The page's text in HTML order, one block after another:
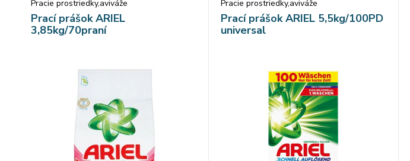
praniach a zanecháva bielizeň čistú, sviežu
a prevoňanú jemnou vôňou. Účinný už pri
teplote 30 °C.
kvetov. Používajte biocídy bezpečným,
spôsobom. Pred použitím si vždy prečítajte
etiketu a informácie o výrobku. Obsah:
Pracie prostriedky,aviváže
Prací prášok ARIEL
3,85kg/70praní
Pracie prostriedky,aviváže
Prací prášok ARIEL 5,5kg/100PD
universal